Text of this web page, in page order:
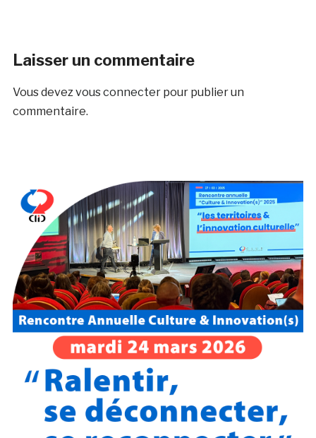
Laisser un commentaire
Vous devezvous connecterpour publier un
commentaire.